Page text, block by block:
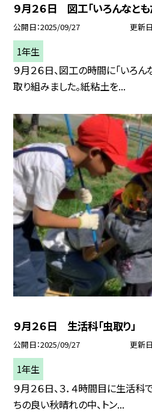
９月２６日 図工「いろんなとも
公開日 2025/09/27 更新日
1年生
９月２６日、図工の時間に「いろ
取り組みました。紙粘土を...
９月２６日 生活科「虫取り」
公開日 2025/09/27 更新日
1年生
９月２６日、３．４時間目に生活
ちの良い秋晴れの中、トン...